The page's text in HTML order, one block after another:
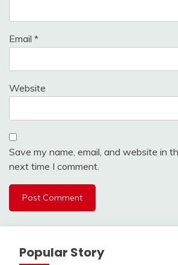
Email *
Website
Save my name, email, and website in
next time I comment.
Popular Story